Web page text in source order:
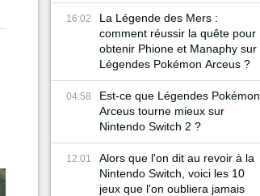
16:02
La Légende des Mers :
comment réussir la quête pour
obtenir Phione et Manaphy sur
Légendes Pokémon Arceus ?
04:58
Est-ce que Légendes Pokémon
Arceus tourne mieux sur
Nintendo Switch 2 ?
12:01
Alors que l'on dit au revoir à la
Nintendo Switch, voici les 10
jeux que l'on oubliera jamais